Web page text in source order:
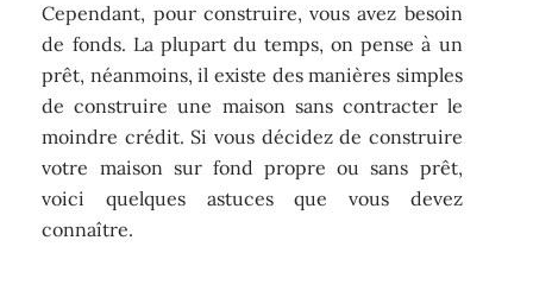
Cependant, pour construire, vous avez besoin
de fonds. La plupart du temps, on pense à un
prêt, néanmoins, il existe des manières simples
de construire une maison sans contracter le
moindre crédit. Si vous décidez de construire
votre maison sur fond propre ou sans prêt,
voici quelques astuces que vous devez
connaître.